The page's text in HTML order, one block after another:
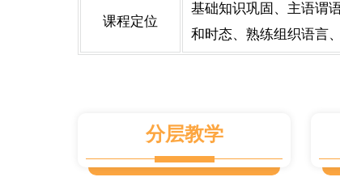
课程定位
基础知识巩固、主语谓
和时态、熟练组织语言
分层教学